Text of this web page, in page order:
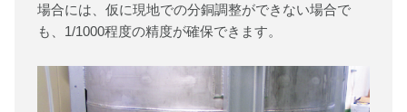
場合には、仮に現地での分銅調整ができない場合で
も、1/1000程度の精度が確保できます。